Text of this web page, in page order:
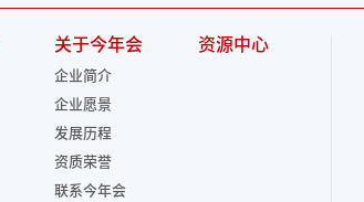
关于今年会
企业简介
企业愿景
发展历程
资质荣誉
联系今年会
资源中心